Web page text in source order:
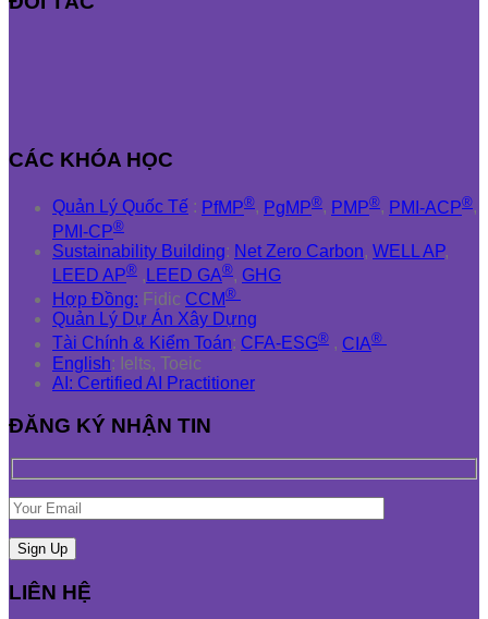
CÁC KHÓA HỌC
Quản Lý Quốc Tế : PfMP®, PgMP®, PMP®, PMI-ACP®,
PMI-CP®
Sustainability Building: Net Zero Carbon, WELL AP,
LEED AP® , LEED GA®, GHG
Hợp Đồng: Fidic CCM®
Quản Lý Dự Án Xây Dựng
Tài Chính & Kiểm Toán: CFA-ESG® , CIA®
English: Ielts, Toeic
AI: Certified AI Practitioner
ĐĂNG KÝ NHẬN TIN
LIÊN HỆ